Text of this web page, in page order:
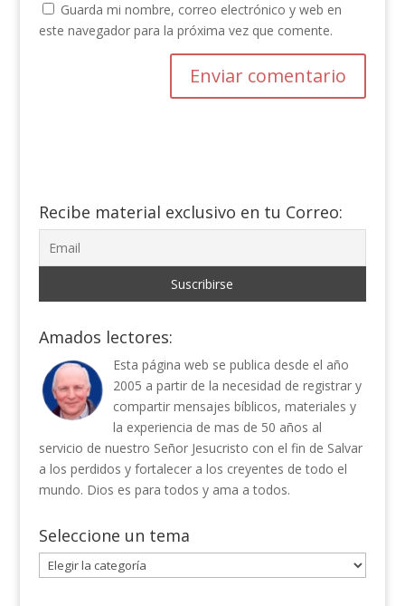
Guarda mi nombre, correo electrónico y web en
este navegador para la próxima vez que comente.
Recibe material exclusivo en tu Correo:
Amados lectores:
Esta página web se publica desde el año
2005 a partir de la necesidad de registrar y
compartir mensajes bíblicos, materiales y
la experiencia de mas de 50 años al
servicio de nuestro Señor Jesucristo con el fin de Salvar
a los perdidos y fortalecer a los creyentes de todo el
mundo. Dios es para todos y ama a todos.
Seleccione un tema
Seleccione
un